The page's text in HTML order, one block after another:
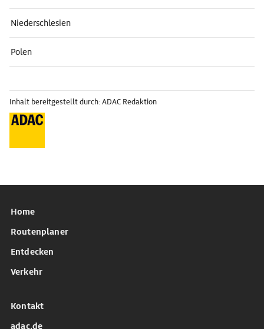
Niederschlesien
Polen
Inhalt bereitgestellt durch: ADAC Redaktion
Home
Routenplaner
Entdecken
Verkehr
Kontakt
adac.de